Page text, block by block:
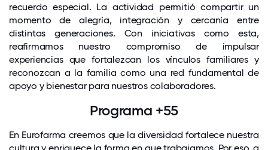
recuerdo especial. La actividad permitió compartir un
momento de alegría, integración y cercanía entre
distintas generaciones. Con iniciativas como esta,
reafirmamos nuestro compromiso de impulsar
experiencias que fortalezcan los vínculos familiares y
reconozcan a la familia como una red fundamental de
apoyo y bienestar para nuestros colaboradores.
Programa +55
En Eurofarma creemos que la diversidad fortalece nuestra